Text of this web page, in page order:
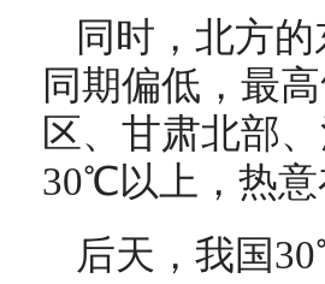
同时，北方
同期偏低，最
区、甘肃北部
30℃以上，热意
后天，我国30